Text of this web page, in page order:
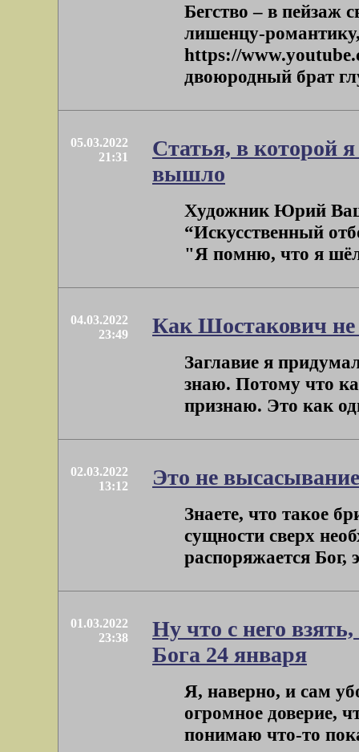
Бегство – в пейзаж
лишенцу-
https://
двоюродный брат
05.03.2022
21:31
Статья, в которой
вышло
Художник Юрий
“Искусственный
"Я помню, что я шёл
04.03.2022
23:49
Как Шостакович не
Заглавие я
знаю. Потому что
признаю. Это как
02.03.2022
13:12
Это не
Знаете, что такое
сущности сверх
распоряжается Бог,
01.03.2022
23:38
Ну что с него
Бога 24 января
Я, наверно, и сам
огромное доверие,
понимаю что-то